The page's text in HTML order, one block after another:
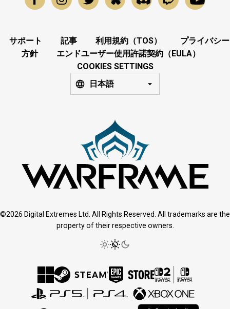
サポート 記事 利用規約（TOS）
プライバシー
方針
エンドユーザー使用許諾契約（EULA）
COOKIES SETTINGS
日本語
©2026 Digital Extremes Ltd. All Rights Reserved. All trademarks are the
property of their respective owners.